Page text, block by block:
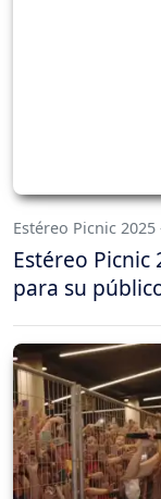
Estéreo Picnic 2025
Estéreo Picnic
para su